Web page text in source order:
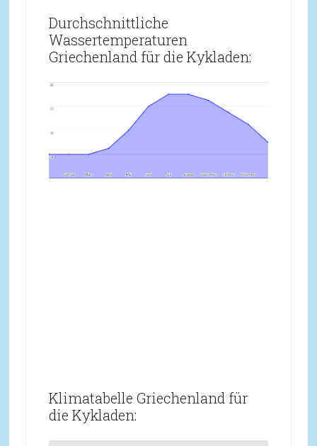
Durchschnittliche
Wassertemperaturen
Griechenland für die Kykladen:
Klimatabelle Griechenland für
die Kykladen: